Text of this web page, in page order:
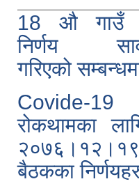
18 औ गाउँ
निर्णय
गरिएको
Covide-19
रोकथामका
बैठकका